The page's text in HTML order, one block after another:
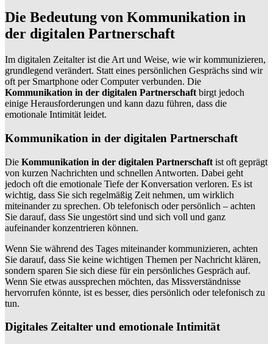
Die Bedeutung von Kommunikation in
der digitalen Partnerschaft
Im digitalen Zeitalter ist die Art und Weise, wie wir kommunizieren,
grundlegend verändert. Statt eines persönlichen Gesprächs sind wir
oft per Smartphone oder Computer verbunden. Die
Kommunikation in der digitalen Partnerschaft birgt jedoch
einige Herausforderungen und kann dazu führen, dass die
emotionale Intimität leidet.
Kommunikation in der digitalen Partnerschaft
Die Kommunikation in der digitalen Partnerschaft ist oft geprägt
von kurzen Nachrichten und schnellen Antworten. Dabei geht
jedoch oft die emotionale Tiefe der Konversation verloren. Es ist
wichtig, dass Sie sich regelmäßig Zeit nehmen, um wirklich
miteinander zu sprechen. Ob telefonisch oder persönlich – achten
Sie darauf, dass Sie ungestört sind und sich voll und ganz
aufeinander konzentrieren können.
Wenn Sie während des Tages miteinander kommunizieren, achten
Sie darauf, dass Sie keine wichtigen Themen per Nachricht klären,
sondern sparen Sie sich diese für ein persönliches Gespräch auf.
Wenn Sie etwas aussprechen möchten, das Missverständnisse
hervorrufen könnte, ist es besser, dies persönlich oder telefonisch zu
tun.
Digitales Zeitalter und emotionale Intimität